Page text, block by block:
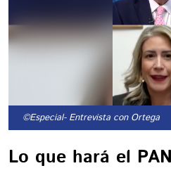
©Especial- Entrevista con Ortega
Lo que hará el PAN